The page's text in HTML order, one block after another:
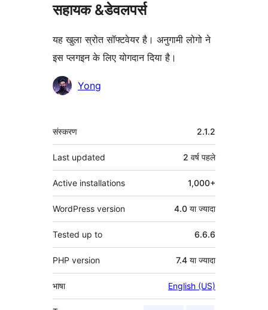
सहायक &डेवलपर्स
यह खुला स्रोत सॉफ्टवेयर है। अनुगामी लोगो ने
इस प्लगइन के लिए योगदान दिया है।
योगदानकर्ता
Yong
मेटा
संस्करण 2.1.2
Last updated 2 वर्ष पहले
Active installations 1,000+
WordPress version 4.0 या ज्यादा
Tested up to 6.6.6
PHP version 7.4 या ज्यादा
भाषा English (US)